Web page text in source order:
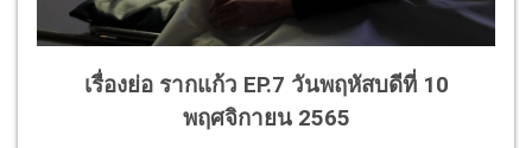
เรื่องย่อ รากแก้ว EP.7 วันพฤหัสบดีที่ 10
พฤศจิกายน 2565